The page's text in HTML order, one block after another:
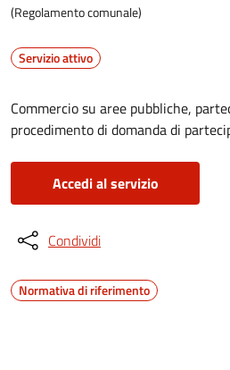
(Regolamento comunale)
Servizio attivo
Commercio su aree pubbliche,
procedimento di domanda di
Accedi al servizio
Condividi
Normativa di riferimento